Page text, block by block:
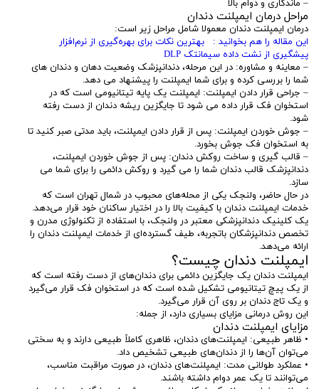
– ماندگاری و دوام بالا
مراحل درمان ایمپلنت دندان
درمان ایمپلنت دندان معمولا شامل مراحل زیر است:
این مقاله را هم بخوانید : بهترین نکات برای بهره‌گیری از نرم‌افزار
پیشگیری از نشت داده سیمانتک DLP
– معاینه و مشاوره: در این مرحله، دندانپزشک وضعیت دهان و دندان های
شما را بررسی کرده و برای شما ایمپلنت را پیشنهاد می دهد.
– جراحی قرار دادن ایمپلنت: ایمپلنت یک پایه تیتانیومی است که در
استخوان فک قرار داده می شود تا جایگزین ریشه دندان از دست رفته
شود.
– جوش خوردن ایمپلنت: پس از قرار دادن ایمپلنت، باید مدتی صبر کنید تا
به استخوان فک جوش بخورد.
– قالب گیری و ساخت روکش دندان: پس از جوش خوردن ایمپلنت،
دندانپزشک قالب دندان شما را می گیرد و روکش دائمی را برای شما می
سازد.
در حال حاضر، ولنجک یکی از محله‌های محبوب در شمال تهران است که
خدمات ایمپلنت دندان با کیفیت بالا را در اختیار ساکنان خود قرار می‌دهد.
یک کلینیک دندانپزشکی معتبر در ولنجک، با استفاده از تکنولوژی مدرن و
تخصص دندانپزشکان باتجربه، طیف گسترده‌ای از خدمات ایمپلنت دندان را
ارائه می‌دهد.
ایمپلنت دندان چیست؟
ایمپلنت دندان یک جایگزین دائمی برای دندان‌های از دست رفته است که
از یک پیچ تیتانیومی تشکیل شده است که در استخوان فک قرار می‌گیرد
و یک تاج دندان بر روی آن قرار می‌گیرد.
این روش درمانی مزایای بسیاری دارد، از جمله:
مزایای ایمپلنت دندان
• ظاهر طبیعی: ایمپلنت‌های دندان، ظاهری کاملاً طبیعی دارند و به سختی
می‌توان آن‌ها را از دندان‌های طبیعی تشخیص داد.
• عملکرد طولانی مدت: ایمپلنت‌های دندان، در صورت مراقبت مناسب،
می‌توانند تا یک عمر دوام داشته باشند.